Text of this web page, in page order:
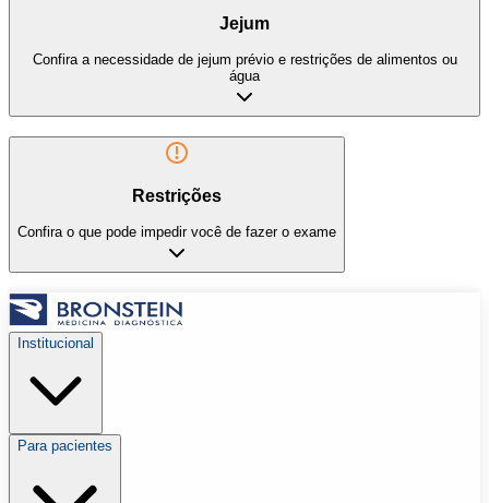
Jejum
Confira a necessidade de jejum prévio e restrições de alimentos ou
água
Restrições
Confira o que pode impedir você de fazer o exame
Institucional
Para pacientes